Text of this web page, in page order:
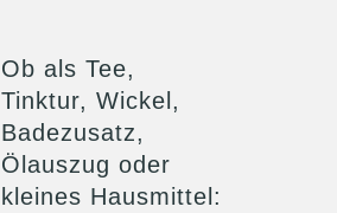
Ob als Tee,
Tinktur, Wickel,
Badezusatz,
Ölauszug oder
kleines Hausmittel: